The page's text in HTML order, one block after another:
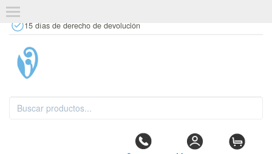
15 días de derecho de devolución